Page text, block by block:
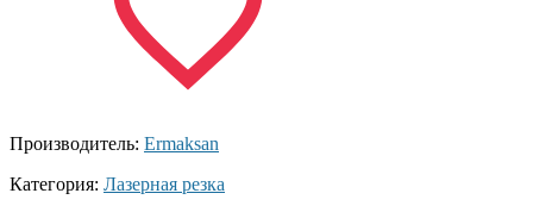
Производитель: Ermaksan
Категория: Лазерная резка